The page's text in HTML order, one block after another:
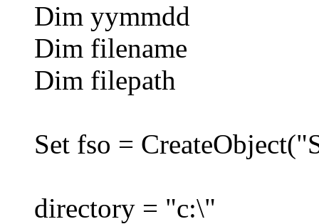
Dim yymmdd
Dim filename
Dim filepath
Set fso =
directory = "c:\"